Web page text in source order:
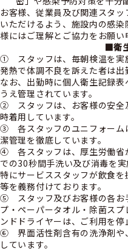
お客様、従業員及び関連スタ
いただけるよう、施設内の感
様にはご理解とご協力をお願い
■衛
① スタッフは、毎朝検温を実
発熱で体調不良を訴えた者は出
なお、出勤時に個人衛生記録
うえ管理されています。
② スタッフは、お客様の安全
時着用しています。
③ 各スタッフのユニフォーム
潔管理を徹底しています。
④ 各スタッフは、厚生労働省
での30秒間手洗い及び消毒を実
特にサービススタッフが飲食
等を義務付けております。
⑤ スタッフ及びお客様の各お
プ・ペーパータオル・除菌ス
ンドドライヤーは、ご利用を停
⑥ 界面活性剤含有の洗浄剤や
しています。